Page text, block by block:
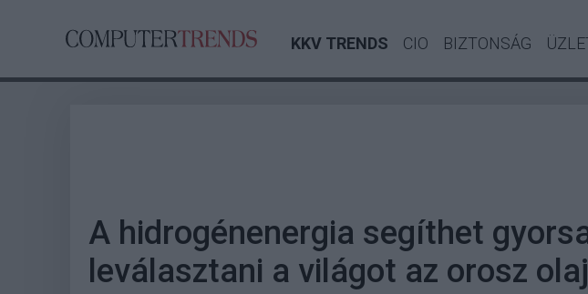
KKV TRENDS CIO BIZTONSÁG
A hidrogénenergia segíthet
leválasztani a világot az orosz